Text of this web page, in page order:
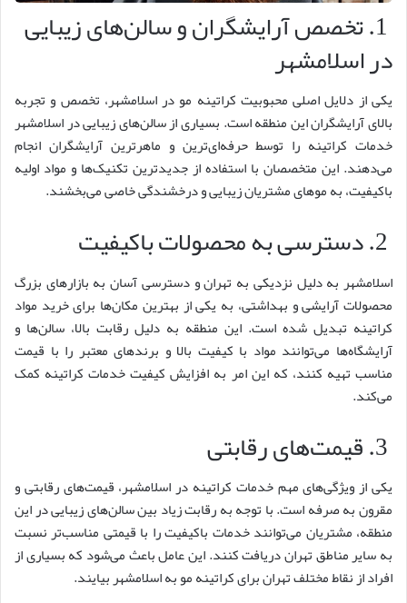
1. تخصص آرایشگران و سالن‌های زیبایی
در اسلامشهر
یکی از دلایل اصلی محبوبیت کراتینه مو در اسلامشهر، تخصص و تجربه
بالای آرایشگران این منطقه است. بسیاری از سالن‌های زیبایی در اسلامشهر
خدمات کراتینه را توسط حرفه‌ای‌ترین و ماهرترین آرایشگران انجام
می‌دهند. این متخصصان با استفاده از جدیدترین تکنیک‌ها و مواد اولیه
باکیفیت، به موهای مشتریان زیبایی و درخشندگی خاصی می‌بخشند.
اسلامشهر به دلیل نزدیکی به تهران و دسترسی آسان به بازارهای بزرگ
محصولات آرایشی و بهداشتی، به یکی از بهترین مکان‌ها برای خرید مواد
کراتینه تبدیل شده است. این منطقه به دلیل رقابت بالا، سالن‌ها و
آرایشگاه‌ها می‌توانند مواد با کیفیت بالا و برندهای معتبر را با قیمت
مناسب تهیه کنند، که این امر به افزایش کیفیت خدمات کراتینه کمک
می‌کند.
یکی از ویژگی‌های مهم خدمات کراتینه در اسلامشهر، قیمت‌های رقابتی و
مقرون به صرفه است. با توجه به رقابت زیاد بین سالن‌های زیبایی در این
منطقه، مشتریان می‌توانند خدمات باکیفیت را با قیمتی مناسب‌تر نسبت
به سایر مناطق تهران دریافت کنند. این عامل باعث می‌شود که بسیاری از
افراد از نقاط مختلف تهران برای کراتینه مو به اسلامشهر بیایند.